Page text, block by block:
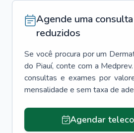
Agende uma
reduzidos
Se você procura por um
do Piauí, conte com a
consultas e exames por
mensalidade e sem taxa de
Agendar